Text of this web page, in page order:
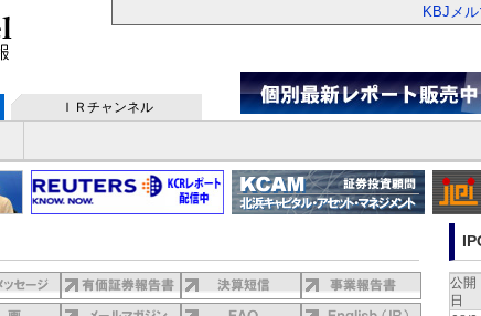
KBJメ
ＩＲチャンネル
公開
日